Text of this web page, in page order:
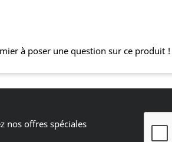
à poser une question sur ce produit !
nos offres spéciales